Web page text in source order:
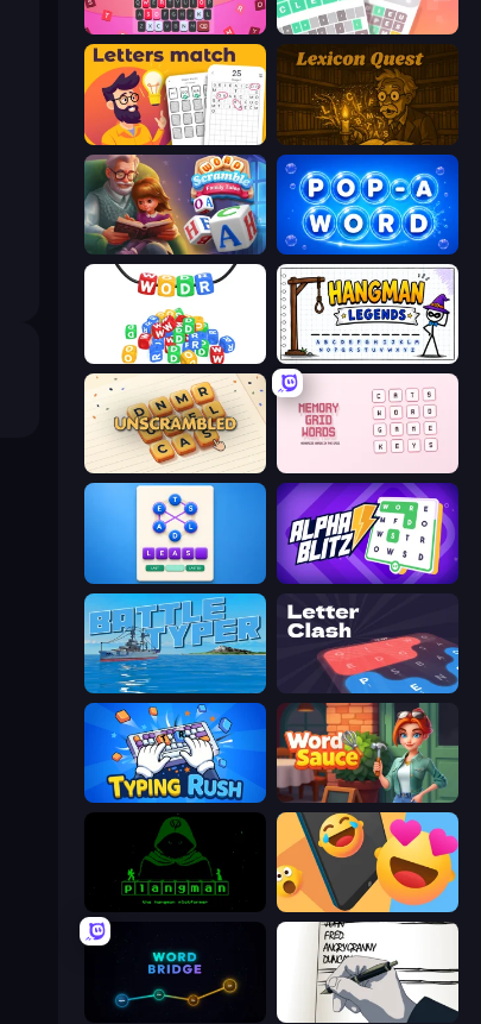
Wordling Wordler
Letters Match Lexicon Quest
Word Scramble - Family Tales Pop-a-Word
WODR Hangman Legends
Unscrambled
Ahagram Alphablitz
Battle Typer LetterClash
Typing Rush Word Sauce
Plangman Reply Run
Word Bridge Death Note Type